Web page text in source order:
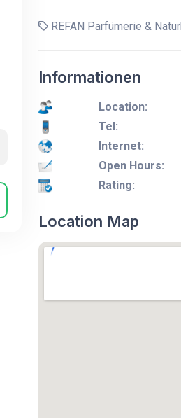
REFAN Parfümerie &
Informationen
Location:
Tel:
Internet:
Open Hours:
Rating:
Location Map